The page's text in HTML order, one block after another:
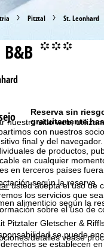
nuestro sitio web,
con nuestros
final y del
de productos,
en cualquier
en terceros países
usted acepta el uso de
los servicios que
sobre el uso de
se puede
se establecen
Pitztal St. Leonhard
°°°
Reserva sin
gratuitamente
según la reserva
alimenticio según la
Pitztaler Gletscher &
detalles véase